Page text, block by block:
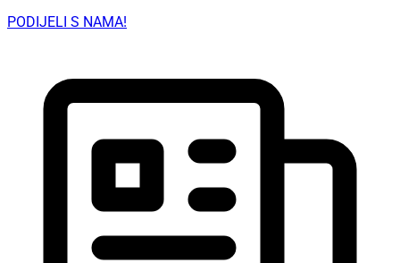
PODIJELI S NAMA!